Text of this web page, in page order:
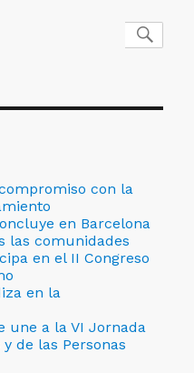
con la
en Barcelona
las comunidades
en el II Congreso
en la
une a la VI Jornada
de las Personas